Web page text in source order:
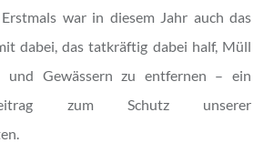
war in diesem Jahr auch das
dabei, das tatkräftig dabei half, Müll
und Gewässern zu entfernen – ein
zum Schutz unserer